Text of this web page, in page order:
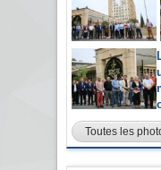
Toutes les